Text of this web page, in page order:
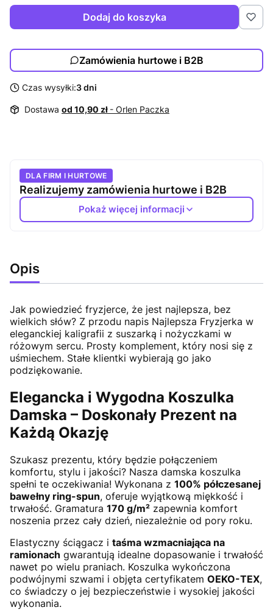
Dodaj do koszyka
Zamówienia hurtowe i B2B
Czas wysyłki:3 dni
Dostawa od 10,90 zł - Orlen Paczka
DLA FIRM I HURTOWE
Realizujemy zamówienia hurtowe i B2B
Pokaż więcej informacji
Opis
Jak powiedzieć fryzjerce, że jest najlepsza, bez
wielkich słów? Z przodu napis Najlepsza Fryzjerka w
eleganckiej kaligrafii z suszarką i nożyczkami w
różowym sercu. Prosty komplement, który nosi się z
uśmiechem. Stałe klientki wybierają go jako
podziękowanie.
Elegancka i Wygodna Koszulka
Damska – Doskonały Prezent na
Każdą Okazję
Szukasz prezentu, który będzie połączeniem
komfortu, stylu i jakości? Nasza damska koszulka
spełni te oczekiwania! Wykonana z 100% półczesanej
bawełny ring-spun, oferuje wyjątkową miękkość i
trwałość. Gramatura 170 g/m² zapewnia komfort
noszenia przez cały dzień, niezależnie od pory roku.
Elastyczny ściągacz i taśma wzmacniająca na
ramionach gwarantują idealne dopasowanie i trwałość
nawet po wielu praniach. Koszulka wykończona
podwójnymi szwami i objęta certyfikatem OEKO-TEX,
co świadczy o jej bezpieczeństwie i wysokiej jakości
wykonania.